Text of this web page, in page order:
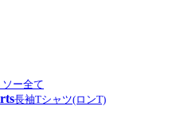
ソー全て
長袖Tシャツ(ロンT)